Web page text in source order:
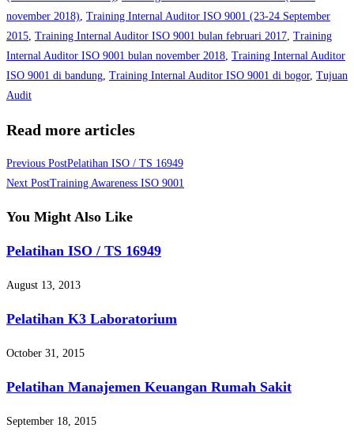
november 2018), Training Internal Auditor ISO 9001 (23-24 September
2015, Training Internal Auditor ISO 9001 bulan februari 2017, Training
Internal Auditor ISO 9001 bulan november 2018, Training Internal Auditor
ISO 9001 di bandung, Training Internal Auditor ISO 9001 di bogor, Tujuan
Audit
Read more articles
Previous PostPelatihan ISO / TS 16949
Next PostTraining Awareness ISO 9001
You Might Also Like
Pelatihan ISO / TS 16949
August 13, 2013
Pelatihan K3 Laboratorium
October 31, 2015
Pelatihan Manajemen Keuangan Rumah Sakit
September 18, 2015